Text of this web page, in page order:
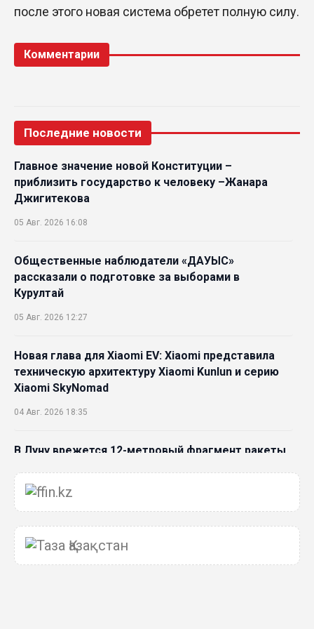
после этого новая система обретет полную силу.
Комментарии
Последние новости
Главное значение новой Конституции –
приблизить государство к человеку –Жанара
Джигитекова
05 Авг. 2026 16:08
Общественные наблюдатели «ДАУЫС»
рассказали о подготовке за выборами в
Курултай
05 Авг. 2026 12:27
Новая глава для Xiaomi EV: Xiaomi представила
техническую архитектуру Xiaomi Kunlun и серию
Xiaomi SkyNomad
04 Авг. 2026 18:35
В Луну врежется 12-метровый фрагмент ракеты
03 Авг. 2026 15:49
Димаш Кудайберген выпустил клип с красивой
хореографией на народную песню